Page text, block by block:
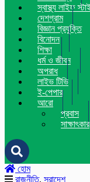
স্বাস্থ্য লাইফ
দেশগ্রাম
বিজ্ঞান প্রযুক্তি
বিনোদন
শিক্ষা
ধর্ম ও জীবন
অপরাধ
লাইভ টিভি
ই-পেপার
আরো
প্রবাস
সাক্ষাৎকার
হোম
রাজনীতি, সরাদেশ